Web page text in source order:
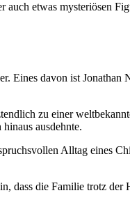
auch etwas mysteriösen
Eines davon ist Jonathan
zu einer
ausdehnte.
Alltag eines
dass die Familie trotz der